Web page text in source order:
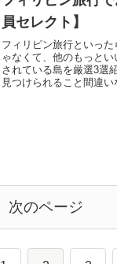
員セレクト】
フィリピン旅行といっ
ゃなくて、他のもっと
されている島を厳選3選
見つけられること間違い
次のページ